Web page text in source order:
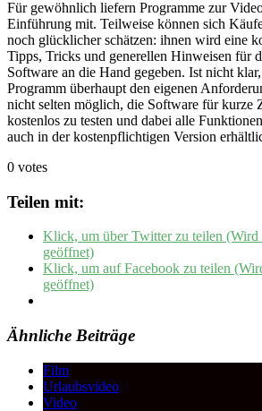
Für gewöhnlich liefern Programme zur
Einführung mit. Teilweise können sich
noch glücklicher schätzen: ihnen wird eine
Tipps, Tricks und generellen Hinweisen für
Software an die Hand gegeben. Ist nicht
Programm überhaupt den eigenen
nicht selten möglich, die Software für kurze
kostenlos zu testen und dabei alle
auch in der kostenpflichtigen Version
0 votes
Teilen mit:
Klick, um über Twitter zu teilen (Wird
geöffnet)
Klick, um auf Facebook zu teilen
geöffnet)
Ähnliche Beiträge
Film
Urlaubsvideo
Video